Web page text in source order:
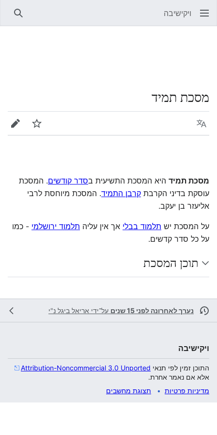
ויקישיבה
מסכת תמיד
שפה מעקב
מסכת תמיד היא המסכת התשיעית בסדר קודשים. המסכת
עוסקת בדיני הקרבת קרבן התמיד. המסכת מיוחסת לרבי
אליעזר בן יעקב.
על המסכת יש תלמוד בבלי אך אין עליה תלמוד ירושלמי - כמו
על כל סדר קדשים.
תוכן המסכת
נערך לאחרונה לפני 15 שנים על־ידי אריאל ביגל נ"י
ויקישיבה
התוכן זמין לפי תנאי Attribution-Noncommercial 3.0 Unported
אלא אם נאמר אחרת.
מדיניות פרטיות
תצוגת מחשבים